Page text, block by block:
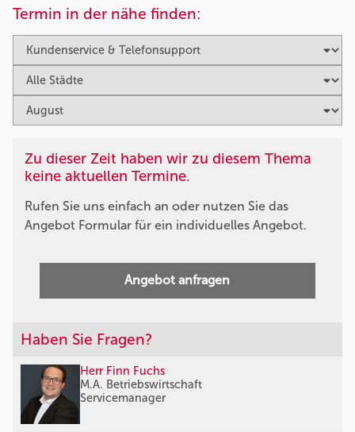
Termin in der nähe finden:
Zu dieser Zeit haben wir zu diesem Thema
keine aktuellen Termine.
Rufen Sie uns einfach an oder nutzen Sie das
Angebot Formular für ein individuelles Angebot.
Angebot anfragen
Haben Sie Fragen?
Herr Finn Fuchs
M.A. Betriebswirtschaft
Servicemanager